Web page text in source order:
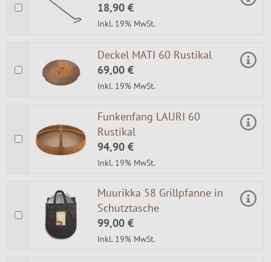
18,90 €
Inkl. 19% MwSt.
Deckel MATI 60 Rustikal
69,00 €
Inkl. 19% MwSt.
Funkenfang LAURI 60
Rustikal
94,90 €
Inkl. 19% MwSt.
Muurikka 58 Grillpfanne in
Schutztasche
99,00 €
Inkl. 19% MwSt.